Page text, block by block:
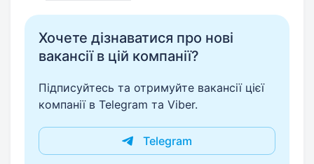
Хочете дізнаватися про нові
вакансії в цій компанії?
Підписуйтесь та отримуйте вакансії цієї
компанії в Telegram та Viber.
Telegram